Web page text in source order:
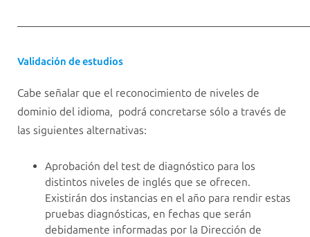
Validación de estudios
Cabe señalar que el reconocimiento de niveles de
dominio del idioma, podrá concretarse sólo a través de
las siguientes alternativas:
Aprobación del test de diagnóstico para los
distintos niveles de inglés que se ofrecen.
Existirán dos instancias en el año para rendir estas
pruebas diagnósticas, en fechas que serán
debidamente informadas por la Dirección de